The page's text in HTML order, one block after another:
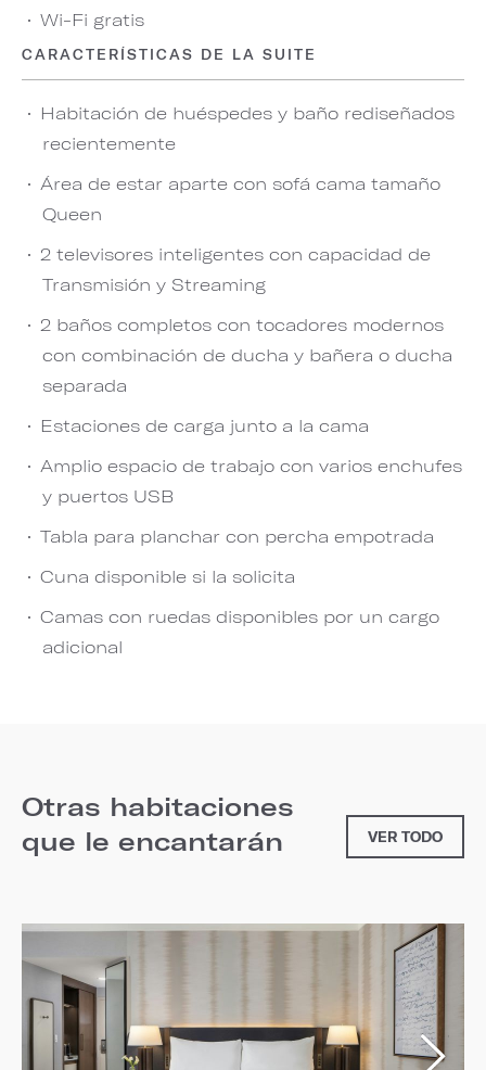
Wi-Fi gratis
CARACTERÍSTICAS DE LA SUITE
Habitación de huéspedes y baño rediseñados
recientemente
Área de estar aparte con sofá cama tamaño
Queen
2 televisores inteligentes con capacidad de
Transmisión y Streaming
2 baños completos con tocadores modernos
con combinación de ducha y bañera o ducha
separada
Estaciones de carga junto a la cama
Amplio espacio de trabajo con varios enchufes
y puertos USB
Tabla para planchar con percha empotrada
Cuna disponible si la solicita
Camas con ruedas disponibles por un cargo
adicional
Otras habitaciones
que le encantarán
VER TODO